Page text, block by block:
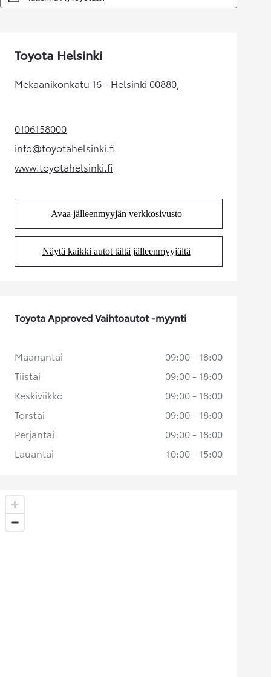
Toyota Helsinki
Mekaanikonkatu 16 - Helsinki 00880,
0106158000(Aukeaa uudessa välilehdessä)
info@toyotahelsinki.fi(Aukeaa uudessa välilehdessä)
www.toyotahelsinki.fi(Aukeaa uudessa välilehdessä)
Avaa jälleenmyyjän verkkosivusto
(Aukeaa uudessa välilehdessä)
Näytä kaikki autot tältä jälleenmyyjältä
(Aukeaa uudessa välilehdessä)
Toyota Approved Vaihtoautot -myynti
Maanantai
09:00 - 18:00
Tiistai
09:00 - 18:00
Keskiviikko
09:00 - 18:00
Torstai
09:00 - 18:00
Perjantai
09:00 - 18:00
Lauantai
10:00 - 15:00